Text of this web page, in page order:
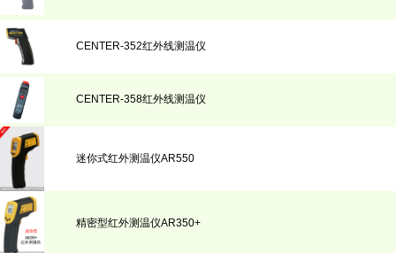
CENTER-352红外线测温仪
CENTER-358红外线测温仪
迷你式红外测温仪AR550
精密型红外测温仪AR350+